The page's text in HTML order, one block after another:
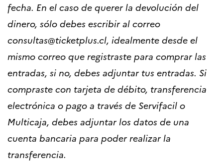
fecha. En el caso de querer la devolución del
dinero, sólo debes escribir al correo
consultas@ticketplus.cl, idealmente desde el
mismo correo que registraste para comprar las
entradas, si no, debes adjuntar tus entradas. Si
compraste con tarjeta de débito, transferencia
electrónica o pago a través de Servifacil o
Multicaja, debes adjuntar los datos de una
cuenta bancaria para poder realizar la
transferencia.